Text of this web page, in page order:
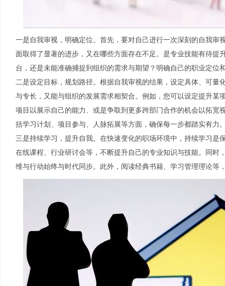
一是自我审视，明确定位。首先，要对自己进行一次深刻的自我审
面取得了显著的进步，又在哪些方面存在不足。是专业技能有待提
台，还是未能准确捕捉到组织的需求与期望？明确自己的职业定位
二是设定目标，规划路径。根据自我审视的结果，设定具体、可量
与专长，又能与组织的发展需求相契合。例如，您可以设定提升某
项目以展示自己的能力、或是争取到更多跨部门合作的机会以拓宽
括学习计划、项目参与、人脉拓展等方面，确保每一步都踏实有力
三是持续学习，提升自我。在快速变化的职场环境中，持续学习是
在线课程、行业研讨会等，不断提升自己的专业知识与技能。同时
维与行动始终与时代同步。此外，阅读经典书籍、学习管理理论等